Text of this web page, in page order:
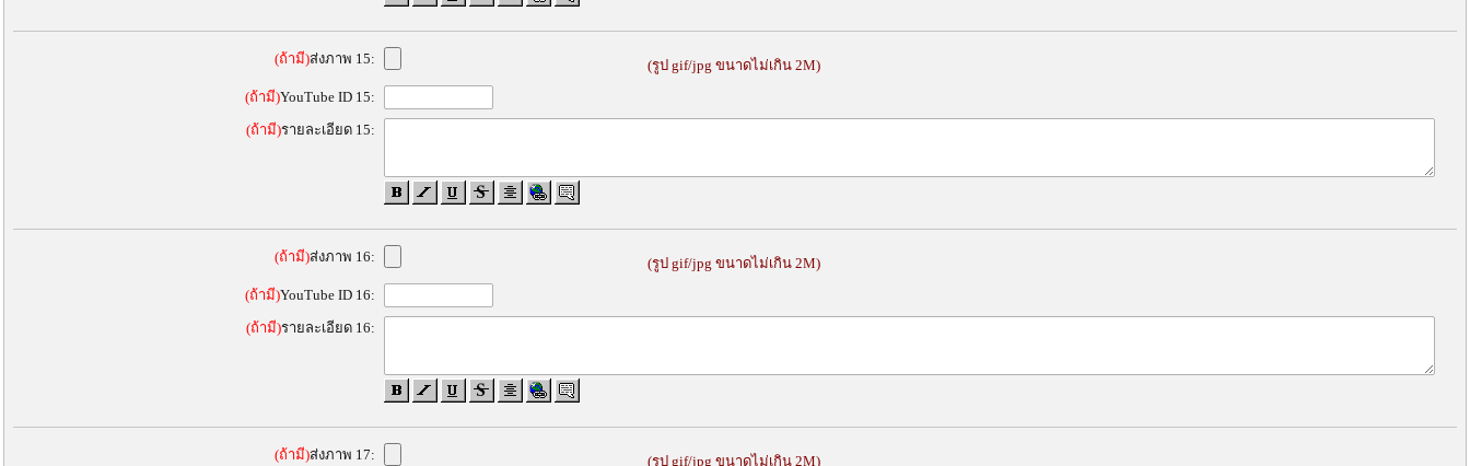
(ถ้ามี)ส่งภาพ 15:
(รูป gif/jpg ขนาดไม่เกิน 2M)
(ถ้ามี)YouTube ID 15:
(ถ้ามี)รายละเอียด 15:
(ถ้ามี)ส่งภาพ 16:
(รูป gif/jpg ขนาดไม่เกิน 2M)
(ถ้ามี)YouTube ID 16:
(ถ้ามี)รายละเอียด 16:
(ถ้ามี)ส่งภาพ 17: (รูป gif/jpg ขนาดไม่เกิน 2M)